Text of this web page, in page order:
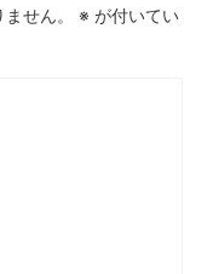
せん。 ※ が付いてい